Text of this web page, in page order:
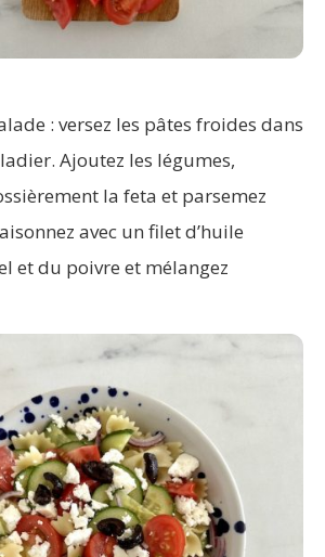
: versez les pâtes froides dans
Ajoutez les légumes,
la feta et parsemez
avec un filet d’huile
et du poivre et mélangez